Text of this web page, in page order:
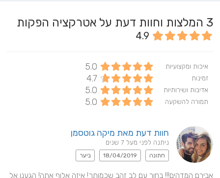
3 המלצות וחוות דעת על אטרקציה הפקות
4.9
איכות ומקצועיות 5.0
זמינות 4.7
אדיבות ושירותיות 5.0
תמורה להשקעה 5.0
חוות דעת מאת מיקה גוטסמן
ניתנה לפני מעל 7 שנים
חתונה 18/04/2019 ביער